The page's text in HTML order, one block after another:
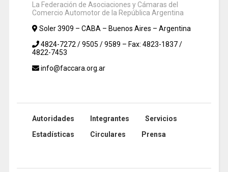
La Federación de Asociaciones y Cámaras del
Comercio Automotor de la República Argentina
Soler 3909 – CABA – Buenos Aires – Argentina
4824-7272 / 9505 / 9589 – Fax: 4823-1837 /
4822-7453
info@faccara.org.ar
Autoridades Integrantes
Servicios
Estadísticas
Circulares Prensa